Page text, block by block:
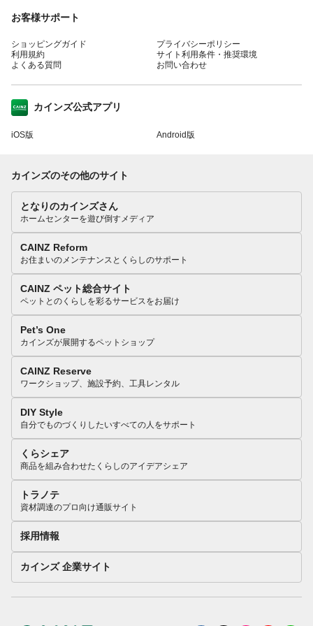
お客様サポート
ショッピングガイド
利用規約
よくある質問
プライバシーポリシー
サイト利用条件・推奨環境
お問い合わせ
カインズ公式アプリ
iOS版 Android版
カインズのその他のサイト
となりのカインズさん
ホームセンターを遊び倒すメディア
CAINZ Reform
お住まいのメンテナンスとくらしのサポート
CAINZ ペット総合サイト
ペットとのくらしを彩るサービスをお届け
Pet’s One
カインズが展開するペットショップ
CAINZ Reserve
ワークショップ、施設予約、工具レンタル
DIY Style
自分でものづくりしたいすべての人をサポート
くらシェア
商品を組み合わせたくらしのアイデアシェア
トラノテ
資材調達のプロ向け通販サイト
採用情報
カインズ 企業サイト